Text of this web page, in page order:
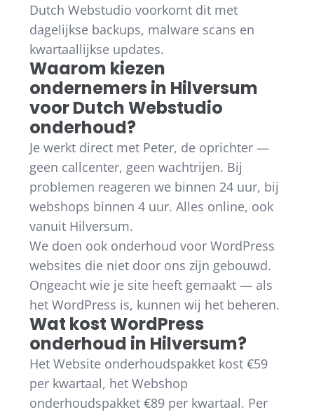
Dutch Webstudio voorkomt dit met
dagelijkse backups, malware scans en
kwartaallijkse updates.
Waarom kiezen
ondernemers in Hilversum
voor Dutch Webstudio
onderhoud?
Je werkt direct met Peter, de oprichter —
geen callcenter, geen wachtrijen. Bij
problemen reageren we binnen 24 uur, bij
webshops binnen 4 uur. Alles online, ook
vanuit Hilversum.
We doen ook onderhoud voor WordPress
websites die niet door ons zijn gebouwd.
Ongeacht wie je site heeft gemaakt — als
het WordPress is, kunnen wij het beheren.
Wat kost WordPress
onderhoud in Hilversum?
Het Website onderhoudspakket kost €59
per kwartaal, het Webshop
onderhoudspakket €89 per kwartaal. Per